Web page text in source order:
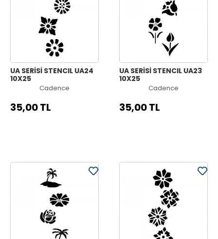
UA SERİSİ STENCIL UA24
10X25
Cadence
35,00 TL
UA SERİSİ STENCIL UA23
10X25
Cadence
35,00 TL